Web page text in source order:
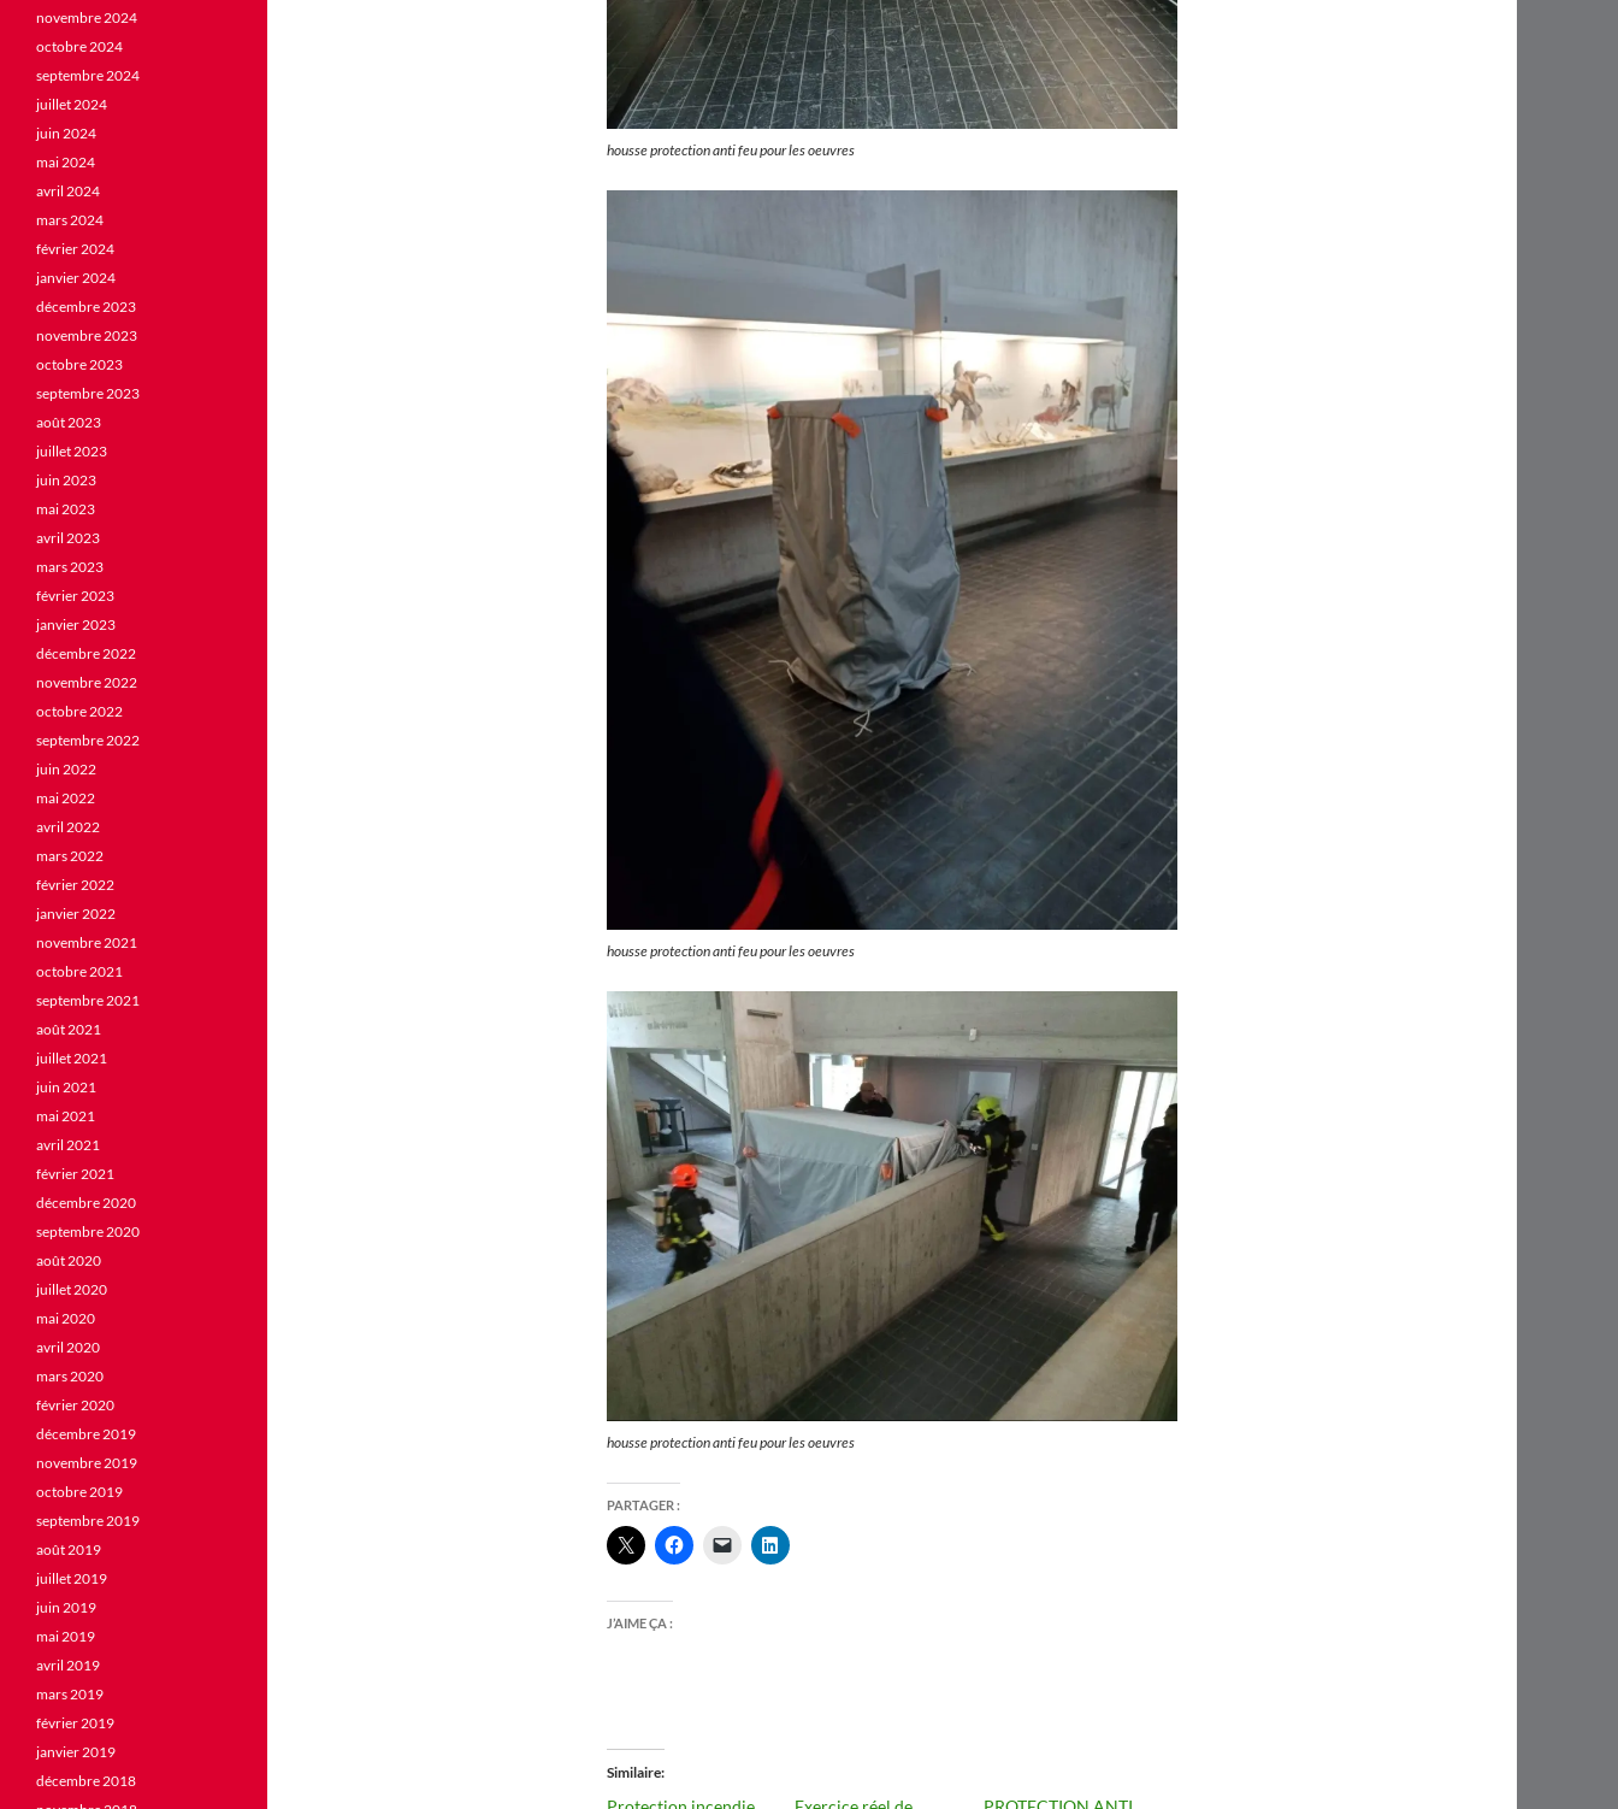
housse protection anti feu pour les oeuvres
housse protection anti feu pour les oeuvres
housse protection anti feu pour les oeuvres
PARTAGER :
J’AIME ÇA :
Similaire
novembre 2024
octobre 2024
septembre 2024
juillet 2024
juin 2024
mai 2024
avril 2024
mars 2024
février 2024
janvier 2024
décembre 2023
novembre 2023
octobre 2023
septembre 2023
août 2023
juillet 2023
juin 2023
mai 2023
avril 2023
mars 2023
février 2023
janvier 2023
décembre 2022
novembre 2022
octobre 2022
septembre 2022
juin 2022
mai 2022
avril 2022
mars 2022
février 2022
janvier 2022
novembre 2021
octobre 2021
septembre 2021
août 2021
juillet 2021
juin 2021
mai 2021
avril 2021
février 2021
décembre 2020
septembre 2020
août 2020
juillet 2020
mai 2020
avril 2020
mars 2020
février 2020
décembre 2019
novembre 2019
octobre 2019
septembre 2019
août 2019
juillet 2019
juin 2019
mai 2019
avril 2019
mars 2019
février 2019
janvier 2019
décembre 2018